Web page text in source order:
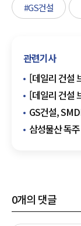
#GS건설
관련기사
[데일리 건설
데이터 활용
[데일리 건설
견본주택 16
GS건설,
설계합동사무
삼성물산 독
0개의 댓글